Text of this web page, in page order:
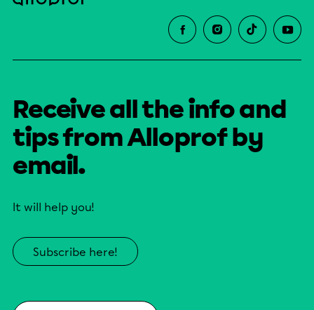
Receive all the info and
tips from Alloprof by
email.
It will help you!
Subscribe here!